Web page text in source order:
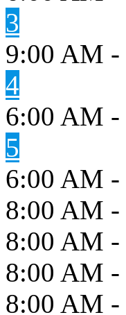
3
9:00 AM -
4
6:00 AM -
5
6:00 AM -
8:00 AM -
8:00 AM -
8:00 AM -
8:00 AM -